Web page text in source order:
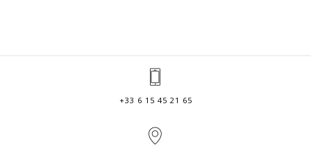
+33 6 15 45 21 65